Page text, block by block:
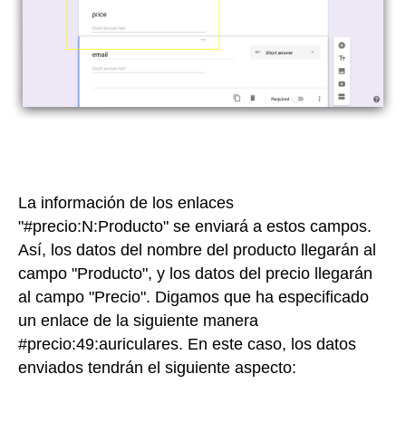
La información de los enlaces
"#precio:N:Producto" se enviará a estos campos.
Así, los datos del nombre del producto llegarán al
campo "Producto", y los datos del precio llegarán
al campo "Precio". Digamos que ha especificado
un enlace de la siguiente manera
#precio:49:auriculares. En este caso, los datos
enviados tendrán el siguiente aspecto: